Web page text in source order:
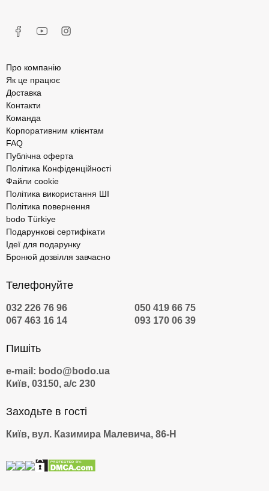
Про компанію
Як це працює
Доставка
Контакти
Команда
Корпоративним клієнтам
FAQ
Публічна оферта
Політика Конфіденційності
Файли cookie
Політика використання ШІ
Політика повернення
bodo Türkiye
Подарункові сертифікати
Ідеї для подарунку
Бронюй дозвілля завчасно
Телефонуйте
032 226 76 96
050 419 66 75
067 463 16 14
093 170 06 39
Пишіть
e-mail: bodo@bodo.ua
Київ, 03150, а/с 230
Заходьте в гості
Київ, вул. Казимира Малевича, 86-Н